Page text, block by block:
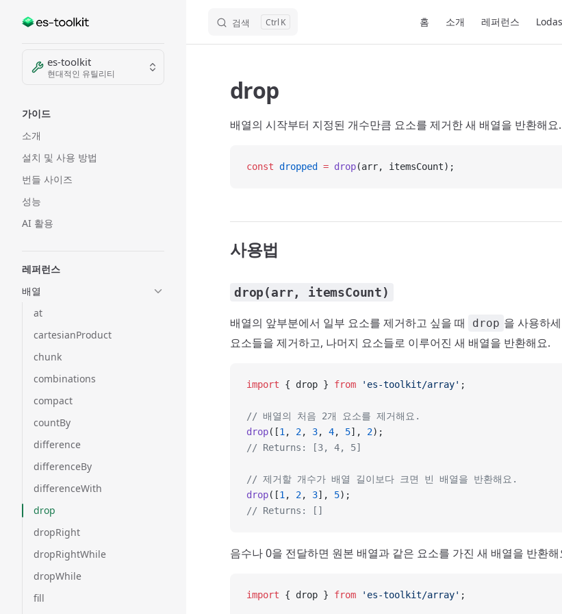
Skip to content 검색 K 홈 소개 레퍼런스
Sidebar Navigation
es-toolkit
현대적인 유틸리티
가이드
소개
설치 및 사용 방법
번들 사이즈
성능
AI 활용
레퍼런스
배열
at
cartesianProduct
chunk
combinations
compact
countBy
difference
differenceBy
differenceWith
drop
dropRight
dropRightWhile
dropWhile
fill
drop
배열의 시작부터 지정된 개수만큼 요소를 제거한 새 배열을 반환해요.
const dropped = drop(arr, itemsCount);
사용법
drop(arr, itemsCount)
배열의 앞부분에서 일부 요소를 제거하고 싶을 때 drop 을 사용하
요소들을 제거하고, 나머지 요소들로 이루어진 새 배열을 반환해요.
import { drop } from 'es-toolkit/array' ;
// 배열의 처음 2개 요소를 제거해요.
drop([1 , 2, 3, 4, 5], 2);
// Returns: [3, 4, 5]
// 제거할 개수가 배열 길이보다 크면 빈 배열을 반환해요.
drop([1 , 2, 3], 5);
// Returns: []
음수나 0을 전달하면 원본 배열과 같은 요소를 가진 새 배열을 반환해
import { drop } from 'es-toolkit/array' ;